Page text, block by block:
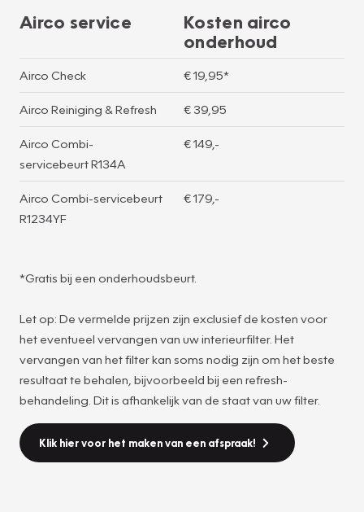
Airco service
Kosten airco
onderhoud
Airco Check € 19,95*
Airco Reiniging & Refresh € 39,95
Airco Combi-
servicebeurt R134A
€ 149,-
Airco Combi-servicebeurt
R1234YF
€ 179,-
*Gratis bij een onderhoudsbeurt.
Let op: De vermelde prijzen zijn exclusief de kosten voor
het eventueel vervangen van uw interieurfilter. Het
vervangen van het filter kan soms nodig zijn om het beste
resultaat te behalen, bijvoorbeeld bij een refresh-
behandeling. Dit is afhankelijk van de staat van uw filter.
Klik hier voor het maken van een afspraak!